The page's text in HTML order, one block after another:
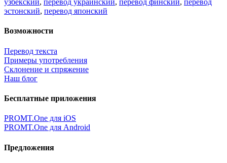
узбекский, перевод украинский, перевод финский, перевод
эстонский, перевод японский
Возможности
Перевод текста
Примеры употребления
Склонение и спряжение
Наш блог
Бесплатные приложения
PROMT.One для iOS
PROMT.One для Android
Предложения